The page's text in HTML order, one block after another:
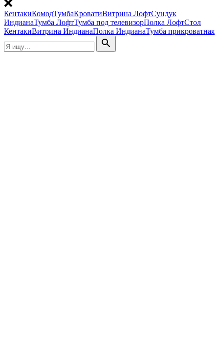
КентакиКомодТумбаКроватиВитрина ЛофтСундук
ИндианаТумба ЛофтТумба под телевизорПолка ЛофтСтол
КентакиВитрина ИндианаПолка ИндианаТумба прикроватная